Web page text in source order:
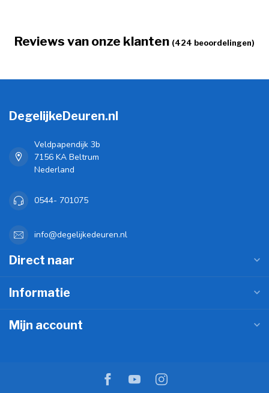
Reviews van onze klanten (424 beoordelingen)
DegelijkeDeuren.nl
Veldpapendijk 3b
7156 KA Beltrum
Nederland
0544- 701075
info@degelijkedeuren.nl
Direct naar
Informatie
Mijn account